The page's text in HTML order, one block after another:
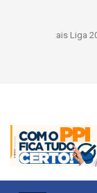
Liga 2026: Equipes